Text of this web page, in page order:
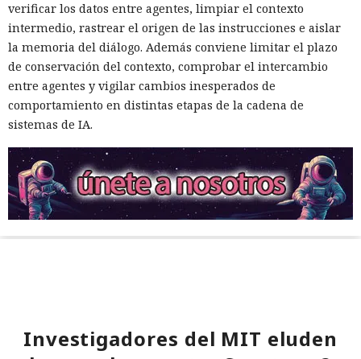
verificar los datos entre agentes, limpiar el contexto
intermedio, rastrear el origen de las instrucciones e aislar
la memoria del diálogo. Además conviene limitar el plazo
de conservación del contexto, comprobar el intercambio
entre agentes y vigilar cambios inesperados de
comportamiento en distintas etapas de la cadena de
sistemas de IA.
Investigadores del MIT eluden